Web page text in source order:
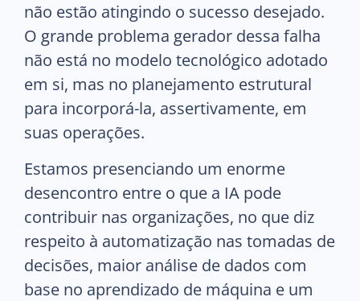
não estão atingindo o sucesso desejado.
O grande problema gerador dessa falha
não está no modelo tecnológico adotado
em si, mas no planejamento estrutural
para incorporá-la, assertivamente, em
suas operações.
Estamos presenciando um enorme
desencontro entre o que a IA pode
contribuir nas organizações, no que diz
respeito à automatização nas tomadas de
decisões, maior análise de dados com
base no aprendizado de máquina e um